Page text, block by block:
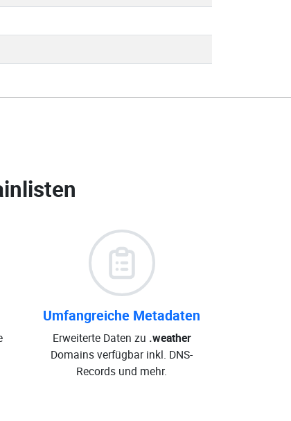
Umfangreiche Metadaten
Erweiterte Daten zu .weather
Domains verfügbar inkl. DNS-
Records und mehr.